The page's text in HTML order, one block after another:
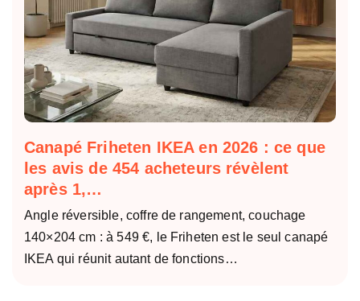
Canapé Friheten IKEA en 2026 : ce que
les avis de 454 acheteurs révèlent
après 1,…
Angle réversible, coffre de rangement, couchage
140×204 cm : à 549 €, le Friheten est le seul canapé
IKEA qui réunit autant de fonctions…